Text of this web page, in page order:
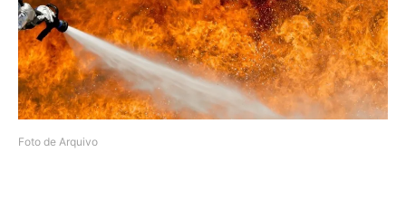
Foto de Arquivo